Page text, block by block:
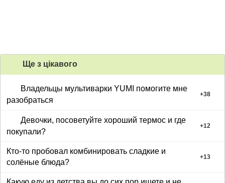
Ще з цiкавого
Владельцы мультиварки YUMI помогите мне
разобраться
+38
Девочки, посоветуйте хороший термос и где
покупали?
+12
Кто-то пробовал комбинировать сладкие и
солёные блюда?
+13